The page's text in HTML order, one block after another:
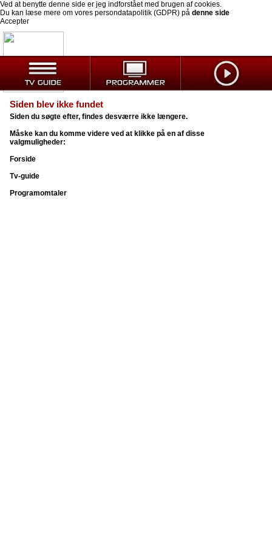
Ved at benytte denne side er jeg indforstået med brugen af cookies.
Du kan læse mere om vores persondatapolitik (GDPR) på denne side
Accepter
Siden blev ikke fundet
Siden du søgte efter, findes desværre ikke længere.
Måske kan du komme videre ved at klikke på en af disse
valgmuligheder:
Forside
Tv-guide
Programomtaler